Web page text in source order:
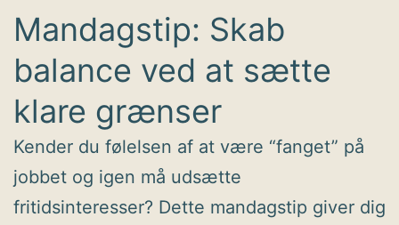
Mandagstip: Skab
balance ved at sætte
klare grænser
Kender du følelsen af at være “fanget” på
jobbet og igen må udsætte
fritidsinteresser? Dette mandagstip giver dig